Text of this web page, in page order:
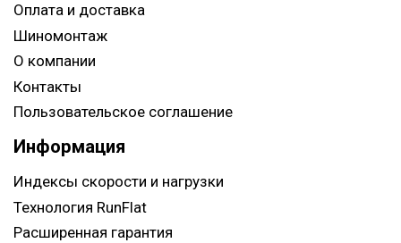
Оплата и доставка
Шиномонтаж
О компании
Контакты
Пользовательское соглашение
Информация
Индексы скорости и нагрузки
Технология RunFlat
Расширенная гарантия